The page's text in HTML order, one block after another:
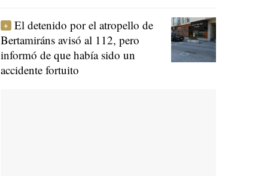
El detenido por el atropello de
Bertamiráns avisó al 112, pero
informó de que había sido un
accidente fortuito